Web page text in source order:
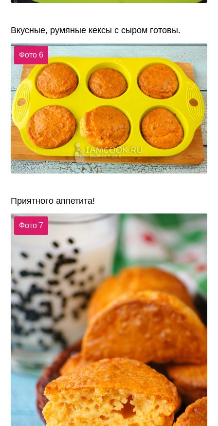
Вкусные, румяные кексы с сыром готовы.
Фото 6
Приятного аппетита!
Фото 7